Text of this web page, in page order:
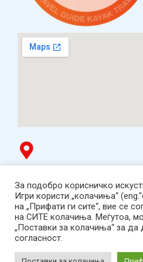
ТЦ Буњаковец - 1. кат, Скопје.
Tел: 078 669 482
Работно време: пон-пет 12:00-19:00 /
2001-2026 Goblin
Гоблин ДОО,
За подобро корисничко
Игри користи „колачиња“
на „Прифати ги сите“, вие се
на СИТЕ колачиња. Меѓутоа,
„Поставки за колачиња“ за да
согласност.